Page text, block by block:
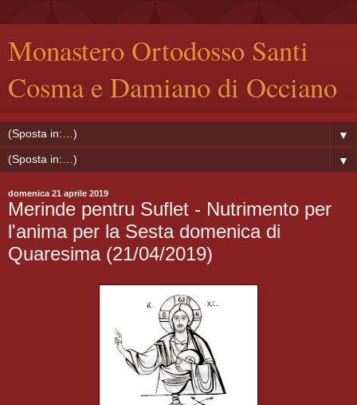
Monastero Ortodosso Santi
Cosma e Damiano di Occiano
▼
▼
domenica 21 aprile 2019
Merinde pentru Suflet - Nutrimento per
l'anima per la Sesta domenica di
Quaresima (21/04/2019)